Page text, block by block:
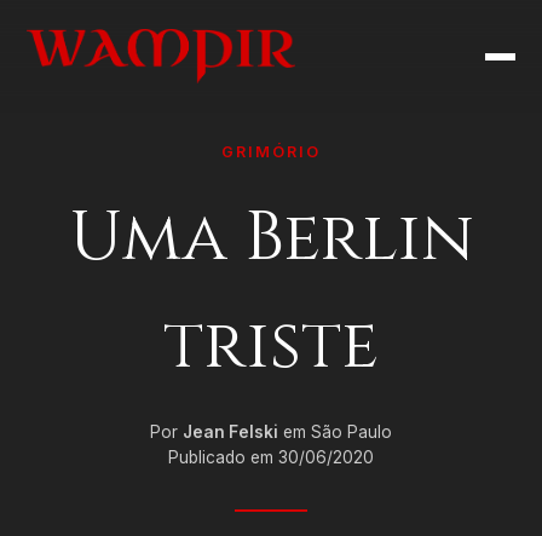
GRIMÓRIO
Uma Berlin
triste
Por Jean Felski em São Paulo
Publicado em 30/06/2020